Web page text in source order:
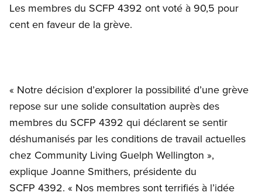
Les membres du SCFP 4392 ont voté à 90,5 pour
cent en faveur de la grève.
« Notre décision d’explorer la possibilité d’une grève
repose sur une solide consultation auprès des
membres du SCFP 4392 qui déclarent se sentir
déshumanisés par les conditions de travail actuelles
chez Community Living Guelph Wellington »,
explique Joanne Smithers, présidente du
SCFP 4392. « Nos membres sont terrifiés à l’idée